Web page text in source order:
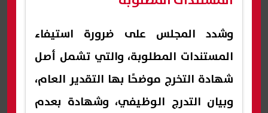
وشدد المجلس على ضرورة استيفاء
المستندات المطلوبة، والتي تشمل أصل
شهادة التخرج موضحًا بها التقدير العام،
وبيان التدرج الوظيفي، وشهادة بعدم